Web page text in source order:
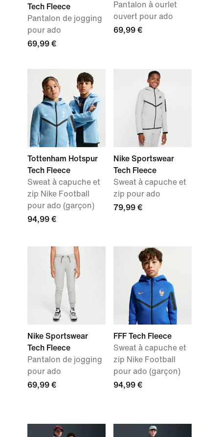
Tech Fleece
Pantalon de jogging
pour ado
69,99 €
Pantalon à ourlet
ouvert pour ado
69,99 €
Tottenham Hotspur
Tech Fleece
Sweat à capuche et
zip Nike Football
pour ado (garçon)
94,99 €
Nike Sportswear
Tech Fleece
Sweat à capuche et
zip pour ado
79,99 €
Nike Sportswear
Tech Fleece
Pantalon de jogging
pour ado
69,99 €
FFF Tech Fleece
Sweat à capuche et
zip Nike Football
pour ado (garçon)
94,99 €